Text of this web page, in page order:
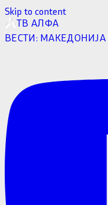
Skip to content
ТВ АЛФА
ВЕСТИ: МАКЕДОНИЈА